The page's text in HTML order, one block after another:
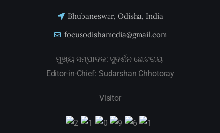
Bhubaneswar, Odisha, India
focusodishamedia@gmail.com
ମୁଖ୍ୟ ସମ୍ପାଦକ: ସୁଦର୍ଶନ ଛୋଟରାୟ
Editor-in-Chief: Sudarshan Chhotoray
Visitor